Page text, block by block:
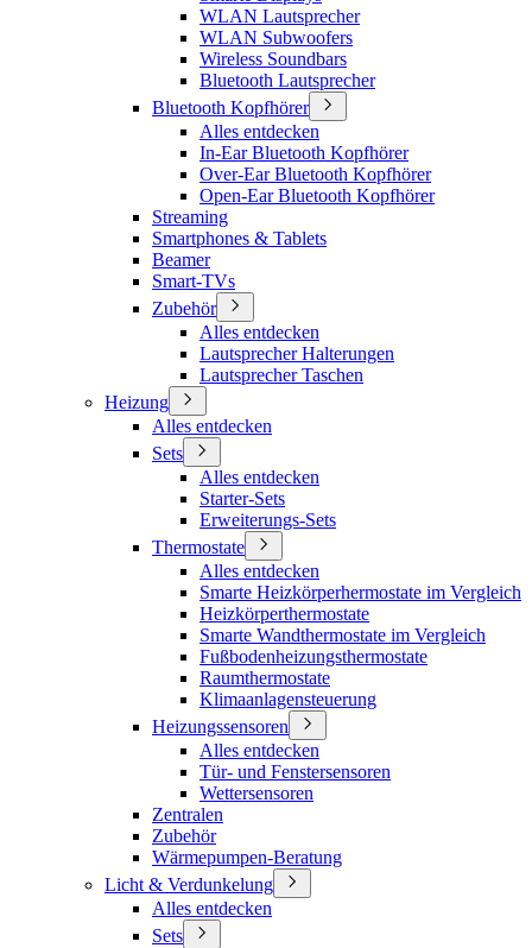
WLAN Lautsprecher
WLAN Subwoofers
Wireless Soundbars
Bluetooth Lautsprecher
Bluetooth Kopfhörer
Alles entdecken
In-Ear Bluetooth Kopfhörer
Over-Ear Bluetooth Kopfhörer
Open-Ear Bluetooth Kopfhörer
Streaming
Smartphones & Tablets
Beamer
Smart-TVs
Zubehör
Alles entdecken
Lautsprecher Halterungen
Lautsprecher Taschen
Heizung
Alles entdecken
Sets
Alles entdecken
Starter-Sets
Erweiterungs-Sets
Thermostate
Alles entdecken
Smarte Heizkörperhermostate im Vergleich
Heizkörperthermostate
Smarte Wandthermostate im Vergleich
Fußbodenheizungsthermostate
Raumthermostate
Klimaanlagensteuerung
Heizungssensoren
Alles entdecken
Tür- und Fenstersensoren
Wettersensoren
Zentralen
Zubehör
Wärmepumpen-Beratung
Licht & Verdunkelung
Alles entdecken
Sets